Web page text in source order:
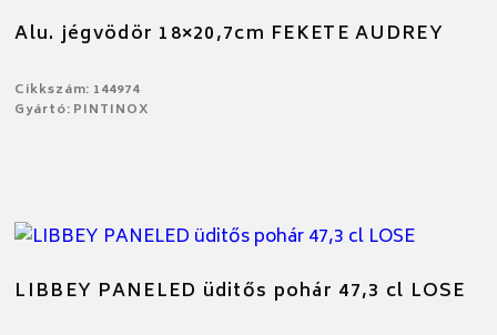
Alu. jégvödör 18×20,7cm FEKETE AUDREY
Cikkszám: 144974
Gyártó: PINTINOX
LIBBEY PANELED üditős pohár 47,3 cl LOSE